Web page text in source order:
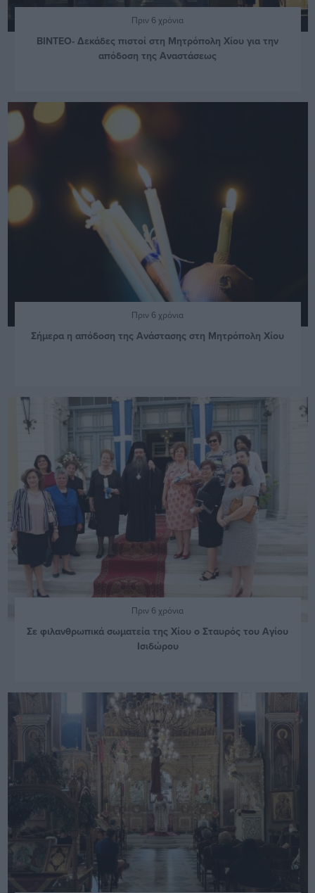
Πριν 6 χρόνια
ΒΙΝΤΕΟ- Δεκάδες πιστοί στη Μητρόπολη Χίου για την
απόδοση της Αναστάσεως
Πριν 6 χρόνια
Σήμερα η απόδοση της Ανάστασης στη Μητρόπολη Χίου
Πριν 6 χρόνια
Σε φιλανθρωπικά σωματεία της Χίου ο Σταυρός του Αγίου
Ισιδώρου